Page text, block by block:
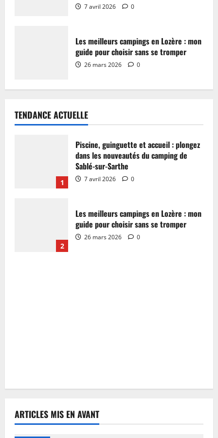
7 avril 2026 0
Les meilleurs campings en Lozère : mon
guide pour choisir sans se tromper
26 mars 2026 0
TENDANCE ACTUELLE
1
Piscine, guinguette et accueil : plongez
dans les nouveautés du camping de
Sablé-sur-Sarthe
7 avril 2026 0
2
Les meilleurs campings en Lozère : mon
guide pour choisir sans se tromper
26 mars 2026 0
ARTICLES MIS EN AVANT